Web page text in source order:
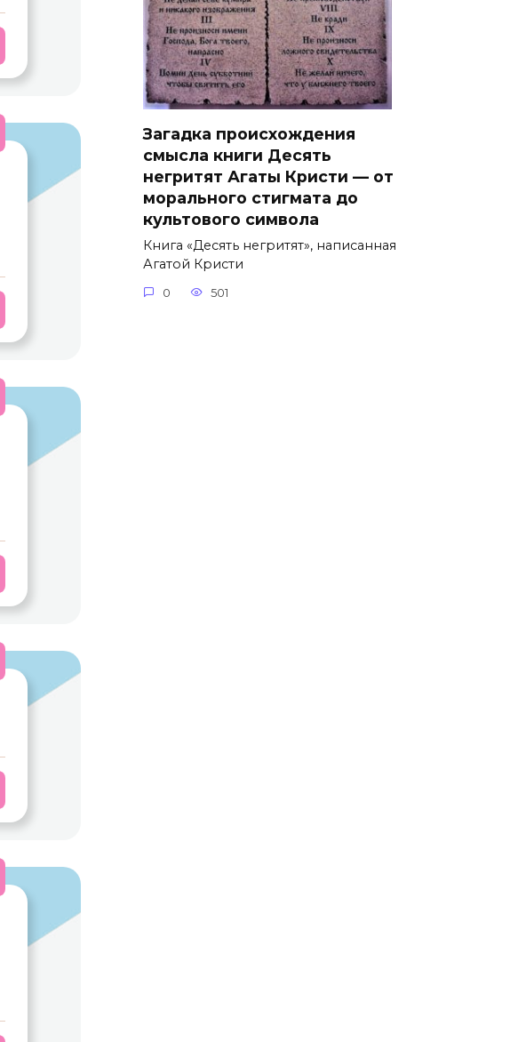
Загадка происхождения
смысла книги Десять
негритят Агаты Кристи — от
морального стигмата до
культового символа
Книга «Десять негритят», написанная
Агатой Кристи
0 501